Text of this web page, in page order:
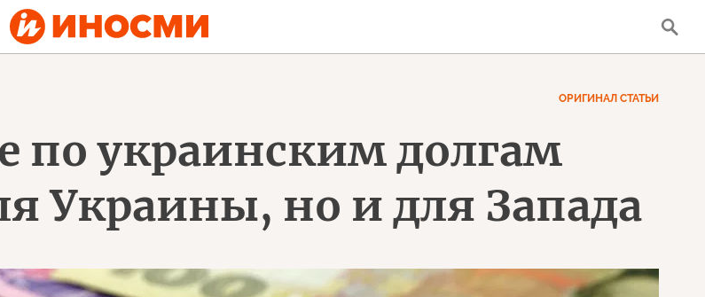
ОРИГИНАЛ СТАТЬИ
по украинским долгам
Украины, но и для Запада